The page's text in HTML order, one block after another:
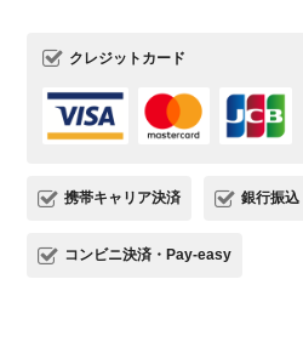
クレジットカード
携帯キャリア決済 銀行振込
コンビニ決済・Pay-easy